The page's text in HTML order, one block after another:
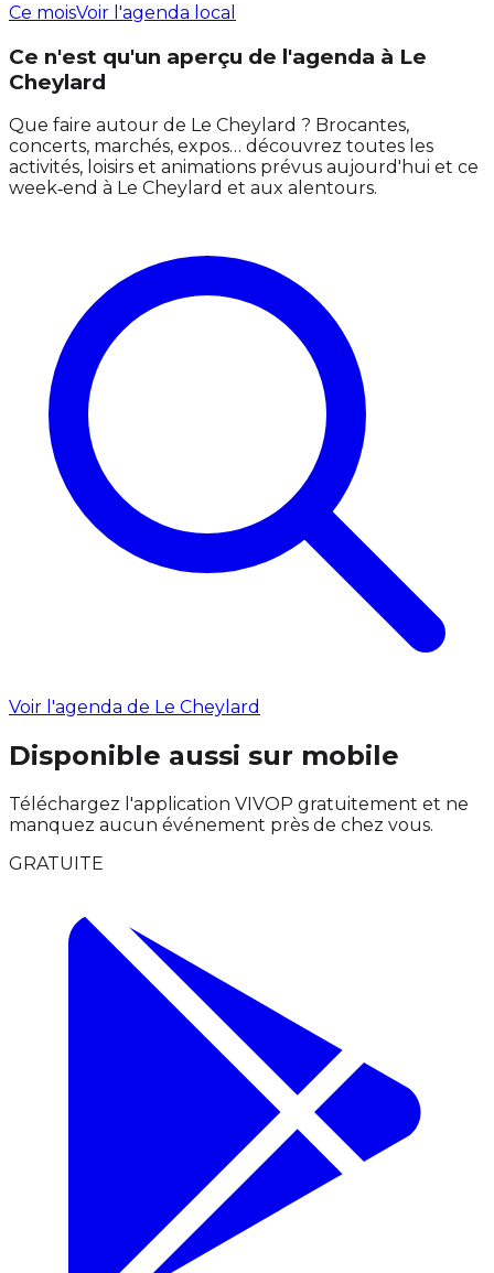
Ce moisVoir l'agenda local
Ce n'est qu'un aperçu de l'agenda à Le
Cheylard
Que faire autour de Le Cheylard ? Brocantes,
concerts, marchés, expos… découvrez toutes les
activités, loisirs et animations prévus aujourd'hui et ce
week‑end à Le Cheylard et aux alentours.
Voir l'agenda de Le Cheylard
Disponible aussi sur mobile
Téléchargez l'application VIVOP gratuitement et ne
manquez aucun événement près de chez vous.
GRATUITE